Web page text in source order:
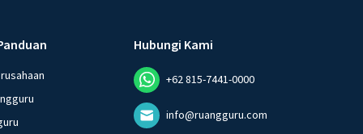
Hubungi Kami
+62 815-7441-0000
info@ruangguru.com